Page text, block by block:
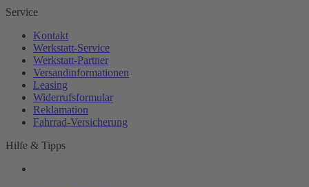
Service
Kontakt
Werkstatt-Service
Werkstatt-Partner
Versandinformationen
Leasing
Widerrufsformular
Reklamation
Fahrrad-Versicherung
Hilfe & Tipps